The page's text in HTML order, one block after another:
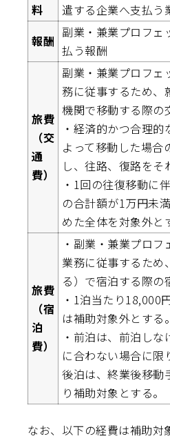
料
遣する企業へ支払う
報酬
副業・兼業プロフェ
払う報酬
旅費
（交
通
費）
副業・兼業プロフェ
務に従事するため、
機関で移動する際の
・経済的かつ合理
よって移動した場合
し、往路、復路をそ
・1回の往復移動に
の合計額が1万円未
めた全体を対象外と
旅費
（宿
泊
費）
・副業・兼業プロ
業務に従事するため
る）で宿泊する際の
・1泊当たり18,000
は補助対象外とする。
・前泊は、前泊し
に合わない場合に限
後泊は、終業後移動
り補助対象とする。
なお、以下の経費は補助対